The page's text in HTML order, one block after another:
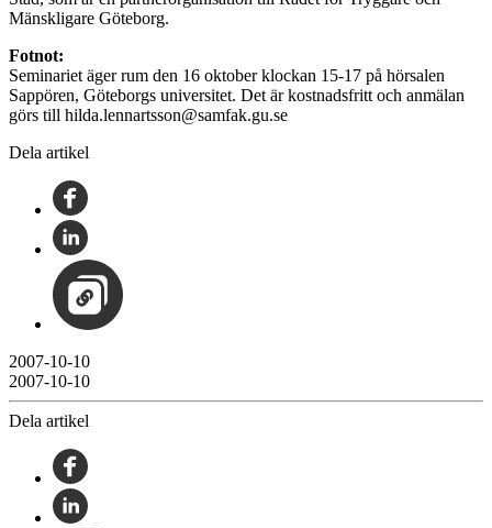
Mänskligare Göteborg.
Fotnot:
Seminariet äger rum den 16 oktober klockan 15-17 på hörsalen
Sappören, Göteborgs universitet. Det är kostnadsfritt och anmälan
görs till hilda.lennartsson@samfak.gu.se
Dela artikel
2007-10-10
2007-10-10
Dela artikel